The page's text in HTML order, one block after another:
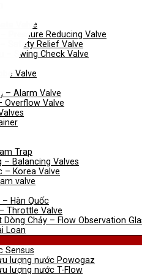
Valve
– Pressure Reducing Valve
– Safety Relief Valve
– Swing Check Valve
Valve
– Alarm Valve
Overflow Valve
Trap
– Balancing Valves
– Korea Valve
valve
– Hàn Quốc
Throttle Valve
Dòng Chảy – Flow Observation
Loan
Sensus
lượng nước Powogaz
lượng nước T-Flow